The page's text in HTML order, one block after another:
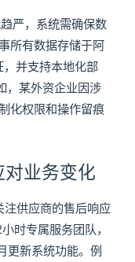
严，系统需确保数
所有数据存储于阿
并支持本地化部
，某外资企业因涉
化权限和操作留痕
业务变化
注供应商的售后响应
时专属服务团队，
更新系统功能。例